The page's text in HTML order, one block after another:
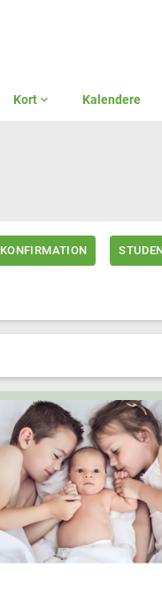
Kort expand_more Kalendere
KONFIRMATION